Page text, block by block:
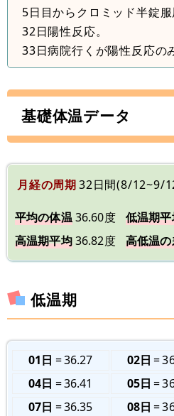
5日目からクロミッド半錠服
32日陽性反応。
33日病院行くが陽性反応の
基礎体温データ
月経の周期32日間(8/12~9/
平均の体温36.60度 低温期
高温期平均36.82度 高低温
低温期
01日 36.27 02日
04日
36.41 05日
07日
36.35 08日